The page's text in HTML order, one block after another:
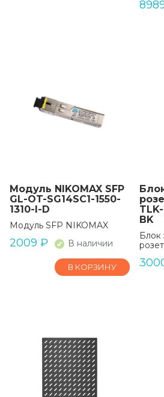
Модуль NIKOMAX SFP
GL-OT-SG14SC1-1550-
1310-I-D
Модуль SFP NIKOMAX
2009 ₽ В наличии
В КОРЗИНУ
BK
Блок